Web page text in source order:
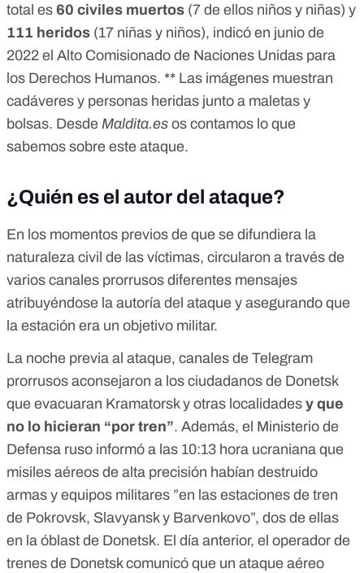
total es 60 civiles muertos (7 de ellos niños y niñas) y
111 heridos (17 niñas y niños), indicó en junio de
2022 el Alto Comisionado de Naciones Unidas para
los Derechos Humanos. ** Las imágenes muestran
cadáveres y personas heridas junto a maletas y
bolsas. Desde Maldita.es os contamos lo que
sabemos sobre este ataque.
¿Quién es el autor del ataque?
En los momentos previos de que se difundiera la
naturaleza civil de las víctimas, circularon a través de
varios canales prorrusos diferentes mensajes
atribuyéndose la autoría del ataque y asegurando que
la estación era un objetivo militar.
La noche previa al ataque, canales de Telegram
prorrusos aconsejaron a los ciudadanos de Donetsk
que evacuaran Kramatorsk y otras localidades y que
no lo hicieran “por tren”. Además, el Ministerio de
Defensa ruso informó a las 10:13 hora ucraniana que
misiles aéreos de alta precisión habían destruido
armas y equipos militares ”en las estaciones de tren
de Pokrovsk, Slavyansk y Barvenkovo”, dos de ellas
en la óblast de Donetsk. El día anterior, el operador de
trenes de Donetsk comunicó que un ataque aéreo